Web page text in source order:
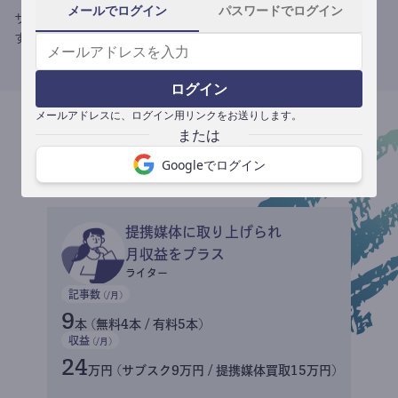
メールでログイン パスワードでログイン
ログイン
メールアドレスに、ログイン用リンクをお送りします。
Googleでログイン
サブスク収益にメディアへの記事提供の売り上げをプラスできま
す。
収益イメージ
提携媒体に取り上げられ
月収益をプラス
ライター
記事数 (/月)
9本 (無料4本 / 有料5本)
収益 (/月)
24万円 (サブスク9万円 / 提携媒体買取15万円)